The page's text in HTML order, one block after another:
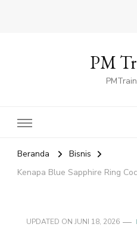
PM
Beranda
Bisnis
Kenapa Blue Sapphire Ring
UPDATED ON JUNI 18, 2026